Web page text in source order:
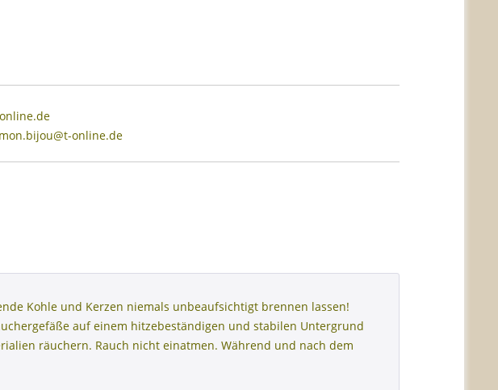
online.de
Kohle und Kerzen niemals unbeaufsichtigt brennen lassen!
auf einem hitzebeständigen und stabilen Untergrund
räuchern. Rauch nicht einatmen. Während und nach dem